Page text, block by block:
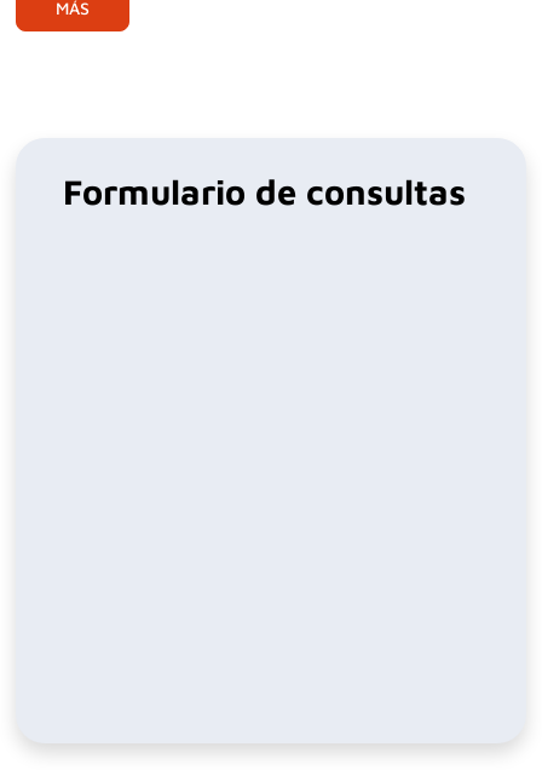
MÁS
Formulario de consultas